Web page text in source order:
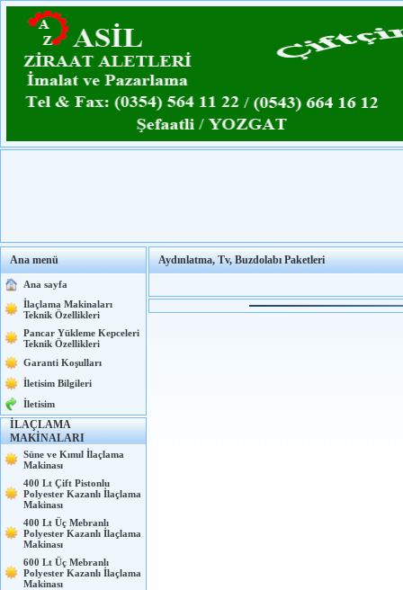
Ana menü
Ana sayfa
İlaçlama Makinaları
Teknik Özellikleri
Pancar Yükleme Kepceleri
Teknik Özellikleri
Garanti Koşulları
İletisim Bilgileri
İletisim
İLAÇLAMA
MAKİNALARI
Süne ve Kımıl İlaçlama
Makinası
400 Lt Çift Pistonlu
Polyester Kazanlı İlaçlama
Makinası
400 Lt Üç Mebranlı
Polyester Kazanlı İlaçlama
Makinası
600 Lt Üç Mebranlı
Polyester Kazanlı İlaçlama
Makinası
Aydınlatma, Tv, Buzdolabı Paketleri